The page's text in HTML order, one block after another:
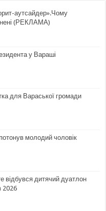
аутсайдер».Чому
(РЕКЛАМА)
у Вараші
для Вараської громади
молодий чоловік
відбувся дитячий дуатлон
2026